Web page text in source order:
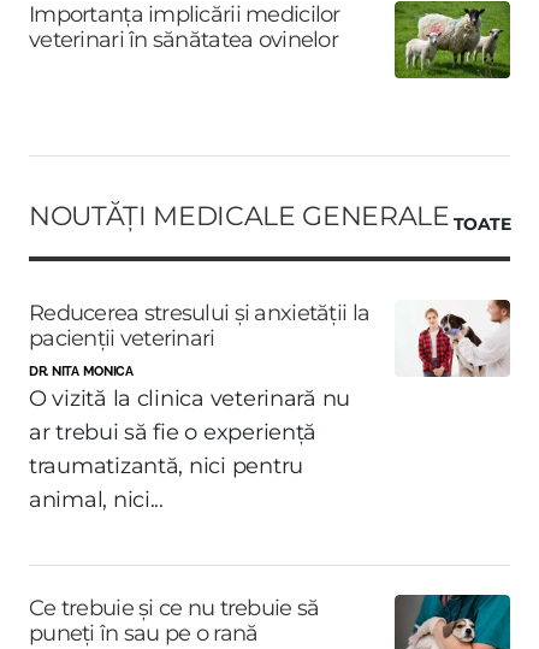
Importanța implicării medicilor
veterinari în sănătatea ovinelor
NOUTĂȚI MEDICALE GENERALE TOATE
Reducerea stresului și anxietății la
pacienții veterinari
DR. NITA MONICA
O vizită la clinica veterinară nu
ar trebui să fie o experiență
traumatizantă, nici pentru
animal, nici...
Ce trebuie și ce nu trebuie să
puneți în sau pe o rană